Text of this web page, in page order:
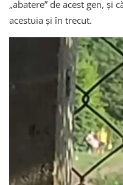
„abatere” de acest gen, și
acestuia și în trecut.